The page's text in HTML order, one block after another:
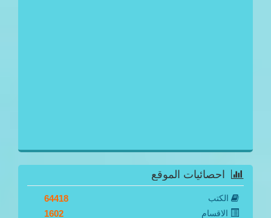
احصائيات الموقع
الكتب 64418
الاقسام 1602